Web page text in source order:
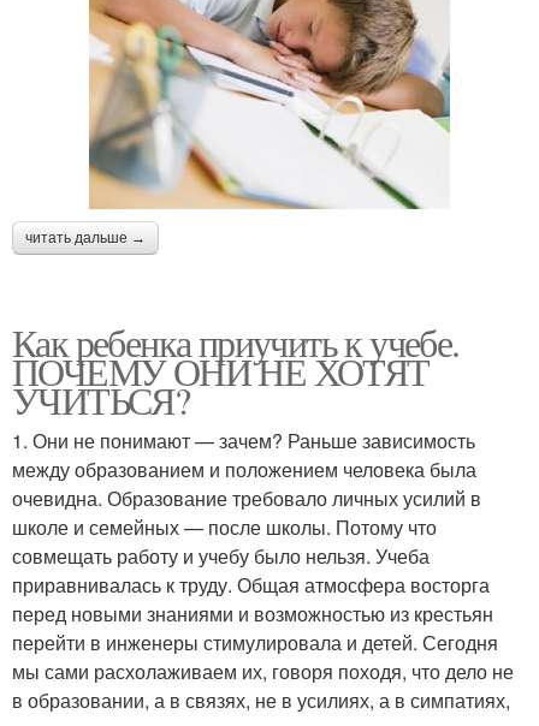
читать дальше →
Как ребенка приучить к учебе.
ПОЧЕМУ ОНИ НЕ ХОТЯТ
УЧИТЬСЯ?
1. Они не понимают — зачем? Раньше зависимость
между образованием и положением человека была
очевидна. Образование требовало личных усилий в
школе и семейных — после школы. Потому что
совмещать работу и учебу было нельзя. Учеба
приравнивалась к труду. Общая атмосфера восторга
перед новыми знаниями и возможностью из крестьян
перейти в инженеры стимулировала и детей. Сегодня
мы сами расхолаживаем их, говоря походя, что дело не
в образовании, а в связях, не в усилиях, а в симпатиях,